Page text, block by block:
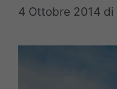
4 Ottobre 2014 di